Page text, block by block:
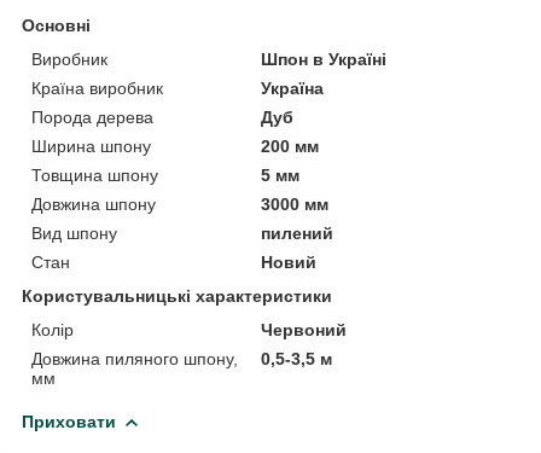
Основні
Виробник
Шпон в Україні
Країна виробник
Україна
Порода дерева
Дуб
Ширина шпону
200 мм
Товщина шпону
5 мм
Довжина шпону
3000 мм
Вид шпону
пилений
Стан
Новий
Користувальницькі характеристики
Колір
Червоний
Довжина пиляного шпону,
мм
0,5-3,5 м
Приховати